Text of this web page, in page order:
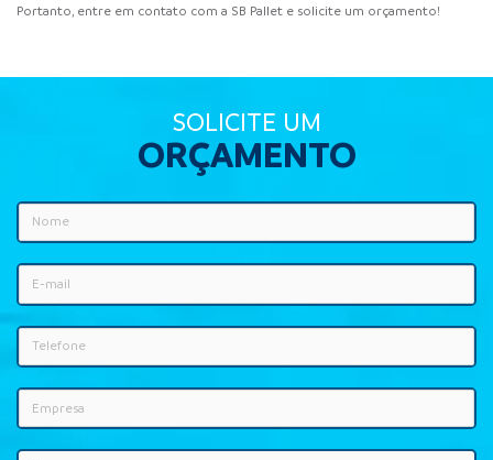
Portanto, entre em contato com a SB Pallet e solicite um orçamento!
SOLICITE UM
ORÇAMENTO